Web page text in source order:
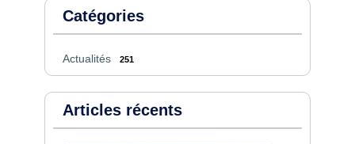
Catégories
Actualités 251
Articles récents